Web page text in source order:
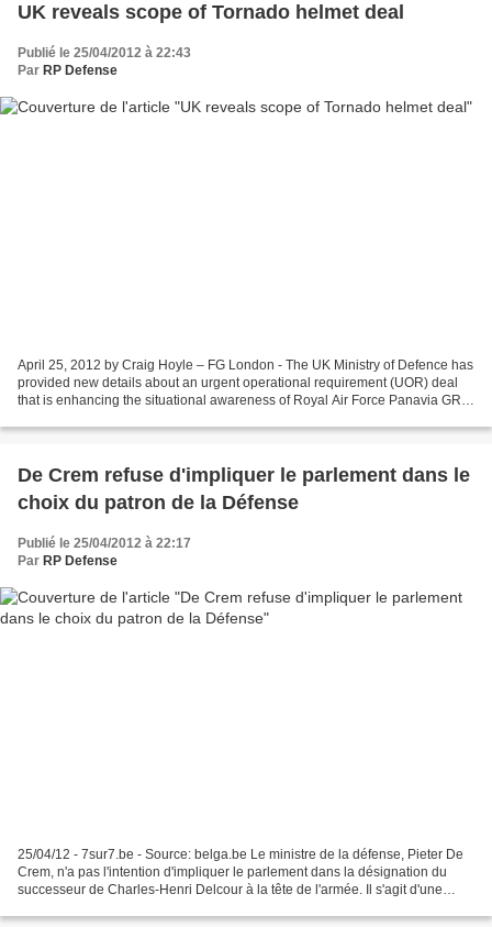
UK reveals scope of Tornado helmet deal
Publié le 25/04/2012 à 22:43
Par RP Defense
April 25, 2012 by Craig Hoyle – FG London - The UK Ministry of Defence has
provided new details about an urgent operational requirement (UOR) deal
that is enhancing the situational awareness of Royal Air Force Panavia GR4
De Crem refuse d'impliquer le parlement dans le
choix du patron de la Défense
Publié le 25/04/2012 à 22:17
Par RP Defense
25/04/12 - 7sur7.be - Source: belga.be Le ministre de la défense, Pieter De
Crem, n'a pas l'intention d'impliquer le parlement dans la désignation du
successeur de Charles-Henri Delcour à la tête de l'armée. Il s'agit d'une